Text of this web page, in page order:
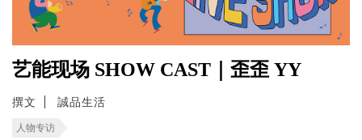
艺能现场 SHOW CAST｜歪歪 YY
撰文 誠品生活
人物专访